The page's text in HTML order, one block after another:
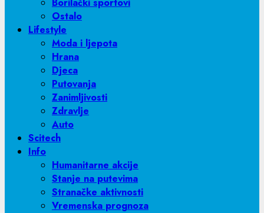
Ostalo
Lifestyle
Moda i ljepota
Hrana
Djeca
Putovanja
Zanimljivosti
Zdravlje
Auto
Scitech
Info
Humanitarne akcije
Stanje na putevima
Stranačke aktivnosti
Vremenska prognoza